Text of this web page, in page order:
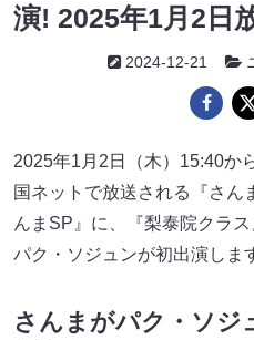
演! 2025年1月2日
2024-12-21
2025年1月2日（木）15:40か
国ネットで放送される『さん
んまSP』に、『梨泰院クラ
パク・ソジュンが初出演しま
さんまがパク・ソジ